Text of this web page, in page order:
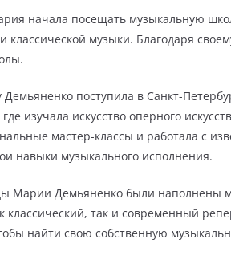
начала посещать музыкальную
классической музыки. Благодаря
Демьяненко поступила в Санкт-
изучала искусство оперного
мастер-классы и работала с
навыки музыкального исполнения.
Марии Демьяненко были наполнены
классический, так и современный
найти свою собственную